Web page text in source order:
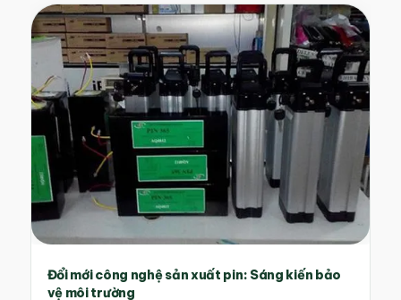
Đổi mới công nghệ sản xuất pin: Sáng kiến bảo
vệ môi trường